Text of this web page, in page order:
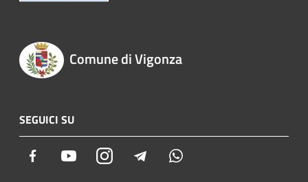
Comune di Vigonza
SEGUICI SU
Facebook YoutubeInstagram Telegram